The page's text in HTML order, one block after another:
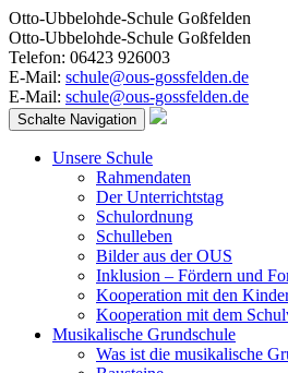
Otto-Ubbelohde-Schule Goßfelden
Otto-Ubbelohde-Schule Goßfelden
Telefon: 06423 926003
E-Mail: schule@ous-gossfelden.de
E-Mail: schule@ous-gossfelden.de
Schalte Navigation
Unsere Schule
Rahmendaten
Der Unterrichtstag
Schulordnung
Schulleben
Bilder aus der OUS
Inklusion – Fördern und
Kooperation mit den
Kooperation mit dem
Musikalische Grundschule
Was ist die musikalische